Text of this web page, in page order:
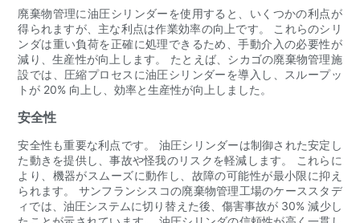
廃棄物管理に油圧シリンダーを使用すると、いくつかの利点が
得られますが、主な利点は作業効率の向上です。 これらのシリ
ンダは重い負荷を正確に処理できるため、手動介入の必要性が
減り、生産性が向上します。 たとえば、シカゴの廃棄物管理施
設では、圧縮プロセスに油圧シリンダーを導入し、スループッ
トが 20% 向上し、効率と生産性が向上しました。
安全性
安全性も重要な利点です。 油圧シリンダーは制御された安定し
た動きを提供し、事故や怪我のリスクを軽減します。 これらに
より、機器がスムーズに動作し、故障の可能性が最小限に抑え
られます。 サンフランシスコの廃棄物管理工場のケーススタデ
ィでは、油圧システムに切り替えた後、傷害事故が 30% 減少し